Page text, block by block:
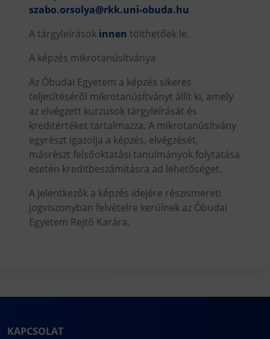
szabo.orsolya@rkk.uni-obuda.hu
A tárgyleírások innen tölthetőek le.
A képzés mikrotanúsítványa
Az Óbudai Egyetem a képzés sikeres
teljesítéséről mikrotanúsítványt állít ki, amely
az elvégzett kurzusok tárgyleírását és
kreditértéket tartalmazza. A mikrotanúsítvány
egyrészt igazolja a képzés, elvégzését,
másrészt felsőoktatási tanulmányok folytatása
esetén kreditbeszámításra ad lehetőséget.
A jelentkezők a képzés idejére részismereti
jogviszonyban felvételre kerülnek az Óbudai
Egyetem Rejtő Karára.
KAPCSOLAT